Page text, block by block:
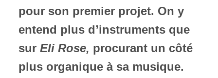
pour son premier projet. On y
entend plus d’instruments que
sur Eli Rose, procurant un côté
plus organique à sa musique.